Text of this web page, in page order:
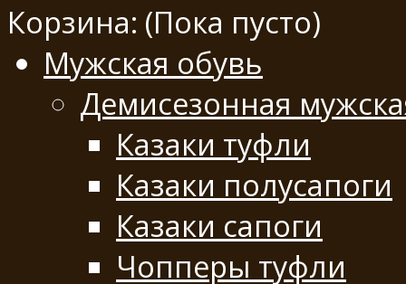
Корзина: (Пока пусто)
Мужская обувь
Демисезонная
Казаки туфли
Казаки полусапоги
Казаки сапоги
Чопперы туфли